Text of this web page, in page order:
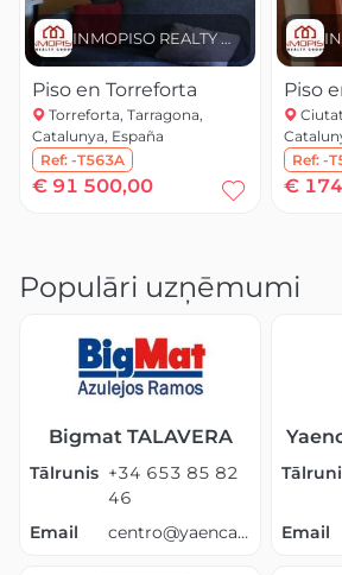
INMOPISO REALTY GROUP
Piso en Torreforta
Torreforta, Tarragona,
Catalunya, España
Ref: -T563A
€ 91 500,00
Piso
Ref: -
€
Populāri uzņēmumi
Bigmat TALAVERA
Tālrunis +34 653 85 82
46
Email
centro@yaencasa.com
Email